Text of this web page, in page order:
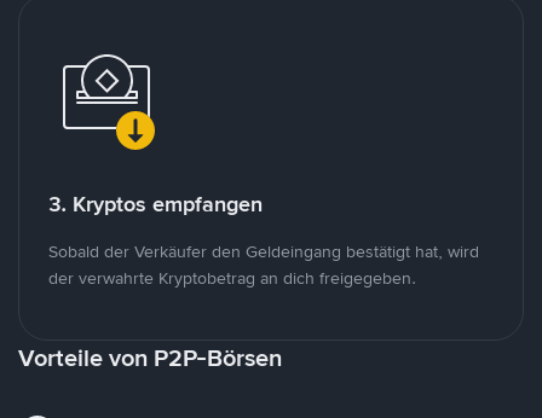
3. Kryptos empfangen
Sobald der Verkäufer den Geldeingang bestätigt hat, wird
der verwahrte Kryptobetrag an dich freigegeben.
Vorteile von P2P-Börsen